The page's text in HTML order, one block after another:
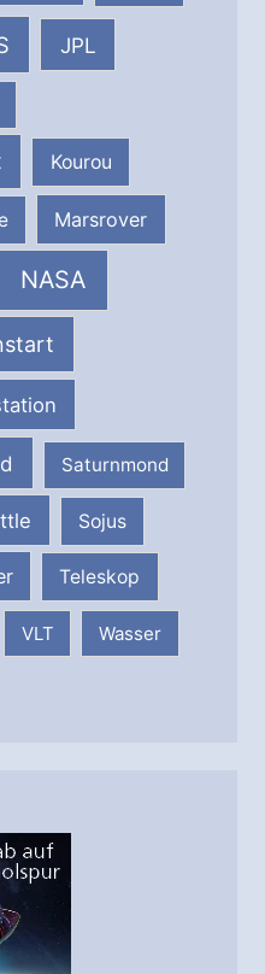
JPL
Kourou
Marsrover
NASA
Saturnmond
Sojus
Teleskop
VLT Wasser